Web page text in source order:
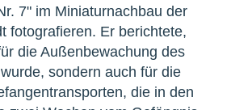
7" im Miniaturnachbau der
fotografieren. Er berichtete,
die Außenbewachung des
sondern auch für die
die in den